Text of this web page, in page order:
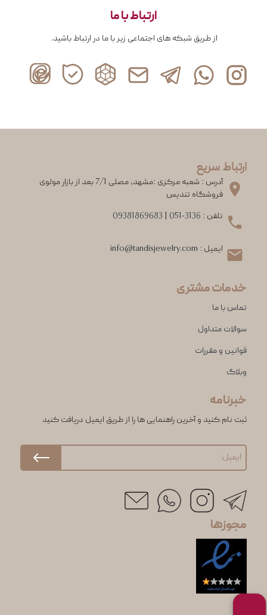
ارتباط با ما
از طریق شبکه های اجتماعی زیر با ما در ارتباط باشید.
ارتباط سریع
آدرس : شعبه مرکزی :مشهد، مصلی 7/1 بعد از بازار مولوی
فروشگاه تندیس
تلفن : 051-3136
09381869683
ایمیل : info@tandisjewelry.com
خدمات مشتری
تماس با ما
سوالات متداول
قوانین و مقررات
وبلاگ
خبرنامه
ثبت نام کنید و آخرین راهنمایی ها را از طریق ایمیل دریافت کنید
مجوزها